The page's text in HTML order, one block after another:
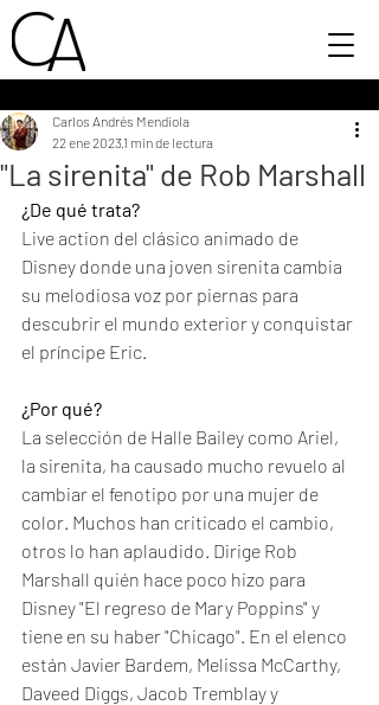
"La sirenita" de Rob Marshall
Carlos Andrés Mendiola
22 ene 2023 1 min de lectura
¿De qué trata?
Live action del clásico animado de
Disney donde una joven sirenita cambia
su melodiosa voz por piernas para
descubrir el mundo exterior y conquistar
el príncipe Eric.
¿Por qué?
La selección de Halle Bailey como Ariel,
la sirenita, ha causado mucho revuelo al
cambiar el fenotipo por una mujer de
color. Muchos han criticado el cambio,
otros lo han aplaudido. Dirige Rob
Marshall quién hace poco hizo para
Disney "El regreso de Mary Poppins" y
tiene en su haber "Chicago". En el elenco
están Javier Bardem, Melissa McCarthy,
Daveed Diggs, Jacob Tremblay y